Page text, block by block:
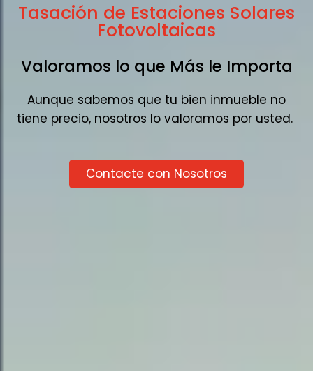
Tasación de Estaciones Solares
Fotovoltaicas
Valoramos lo que Más le Importa
Aunque sabemos que tu bien inmueble no
tiene precio, nosotros lo valoramos por usted.
Contacte con Nosotros